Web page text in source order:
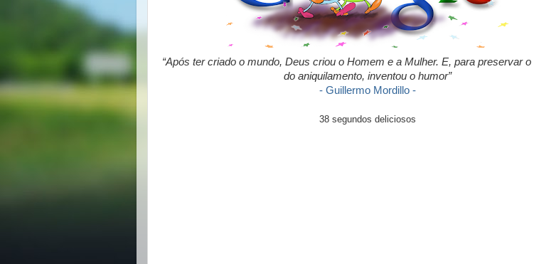
“Após ter criado o mundo, Deus criou o Homem e a Mulher. E, para preservar o
do aniquilamento, inventou o humor”
- Guillermo Mordillo -
38 segundos deliciosos